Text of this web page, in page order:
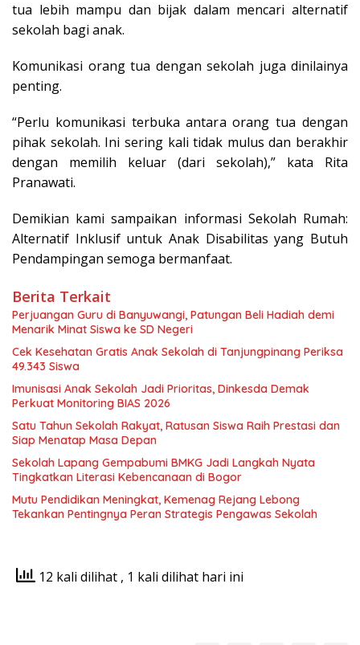
tua lebih mampu dan bijak dalam mencari alternatif
sekolah bagi anak.
Komunikasi orang tua dengan sekolah juga dinilainya
penting.
“Perlu komunikasi terbuka antara orang tua dengan
pihak sekolah. Ini sering kali tidak mulus dan berakhir
dengan memilih keluar (dari sekolah),” kata Rita
Pranawati.
Demikian kami sampaikan informasi Sekolah Rumah:
Alternatif Inklusif untuk Anak Disabilitas yang Butuh
Pendampingan semoga bermanfaat.
Berita Terkait
Perjuangan Guru di Banyuwangi, Patungan Beli Hadiah demi
Menarik Minat Siswa ke SD Negeri
Cek Kesehatan Gratis Anak Sekolah di Tanjungpinang Periksa
49.343 Siswa
Imunisasi Anak Sekolah Jadi Prioritas, Dinkesda Demak
Perkuat Monitoring BIAS 2026
Satu Tahun Sekolah Rakyat, Ratusan Siswa Raih Prestasi dan
Siap Menatap Masa Depan
Sekolah Lapang Gempabumi BMKG Jadi Langkah Nyata
Tingkatkan Literasi Kebencanaan di Bogor
Mutu Pendidikan Meningkat, Kemenag Rejang Lebong
Tekankan Pentingnya Peran Strategis Pengawas Sekolah
12 kali dilihat , 1 kali dilihat hari ini